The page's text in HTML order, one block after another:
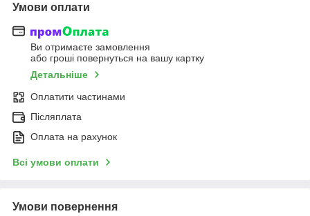
Умови оплати
Ви отримаєте замовлення
або гроші повернуться на вашу картку
Детальніше
Оплатити частинами
Післяплата
Оплата на рахунок
Всі умови оплати
Умови повернення